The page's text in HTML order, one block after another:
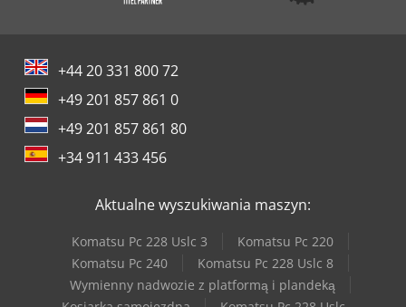
+44 20 331 800 72
+49 201 857 861 0
+49 201 857 861 80
+34 911 433 456
Aktualne wyszukiwania maszyn:
Komatsu Pc 228 Uslc 3
Komatsu Pc 220
Komatsu Pc 240
Komatsu Pc 228 Uslc 8
Wymienny nadwozie z platformą i plandeką